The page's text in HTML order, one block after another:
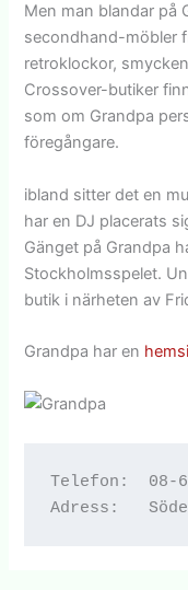
Men man blandar på
secondhand-möbler
retroklockor,
Crossover-butiker
som om Grandpa
föregångare.
ibland sitter det en
har en DJ placerats
Gänget på Grandpa
Stockholmsspelet.
butik i närheten av
Grandpa har en
Telefon:  08-